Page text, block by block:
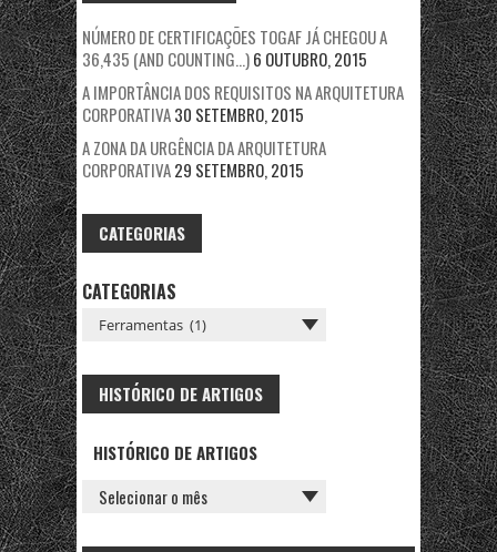
NÚMERO DE CERTIFICAÇÕES TOGAF JÁ CHEGOU A
36,435 (AND COUNTING…)6 OUTUBRO, 2015
A IMPORTÂNCIA DOS REQUISITOS NA ARQUITETURA
CORPORATIVA30 SETEMBRO, 2015
A ZONA DA URGÊNCIA DA ARQUITETURA
CORPORATIVA29 SETEMBRO, 2015
CATEGORIAS
CATEGORIAS
HISTÓRICO DE ARTIGOS
HISTÓRICO DE ARTIGOS